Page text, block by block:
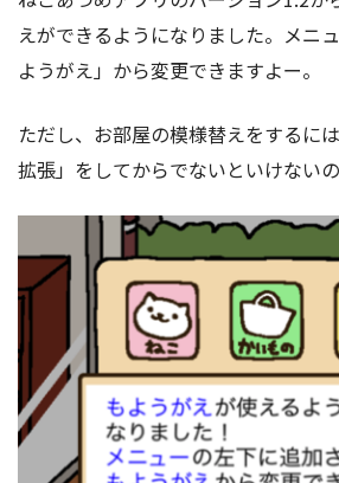
えができるようになりました。メニ
ようがえ」から変更できますよー。
ただし、お部屋の模様替えをするに
拡張」をしてからでないといけないの